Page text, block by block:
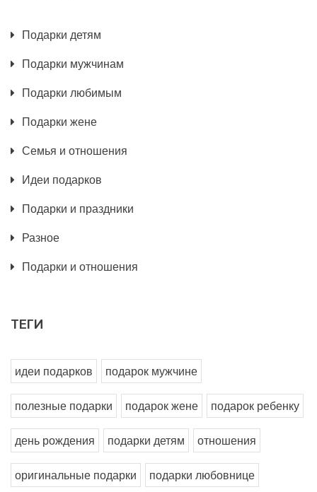
Подарки детям
Подарки мужчинам
Подарки любимым
Подарки жене
Семья и отношения
Идеи подарков
Подарки и праздники
Разное
Подарки и отношения
ТЕГИ
идеи подарков подарок мужчине
полезные подарки подарок жене подарок ребенку
день рождения подарки детям отношения
оригинальные подарки подарки любовнице